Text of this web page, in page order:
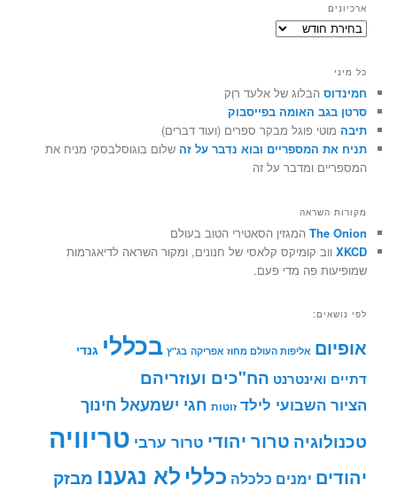
ארכיונים
ארכיונים
כל מיני
חמינדוס הבלוג של אלעד רוֶק
סרטן בגב האומה בפייסבוק
תיבה מוטי פוגל מבקר ספרים (ועוד דברים)
תניח את המספריים ובוא נדבר על זה שלום בוגוסלבסקי מניח את
המספריים ומדבר על זה
מקורות השראה
The Onion המגזין הסאטירי הטוב בעולם
XKCD ווב קומיקס קלאסי של חנונים, ומקור השראה לדיאגרמות
שמופיעות פה מדי פעם.
לפי נושאים:
אופיום אליפות העולם מחוז אפריקה בג"ץ בכללי גנדי
דתיים ואינטרנט הח"כים ועוזריהם
הציור השבועי לילד זוטות חגי ישמעאל חינוך
טכנולוגיה טרור יהודי טרור ערבי טריוויה
יהודים ימנים כלכלה כללי לא נגענו מבזק